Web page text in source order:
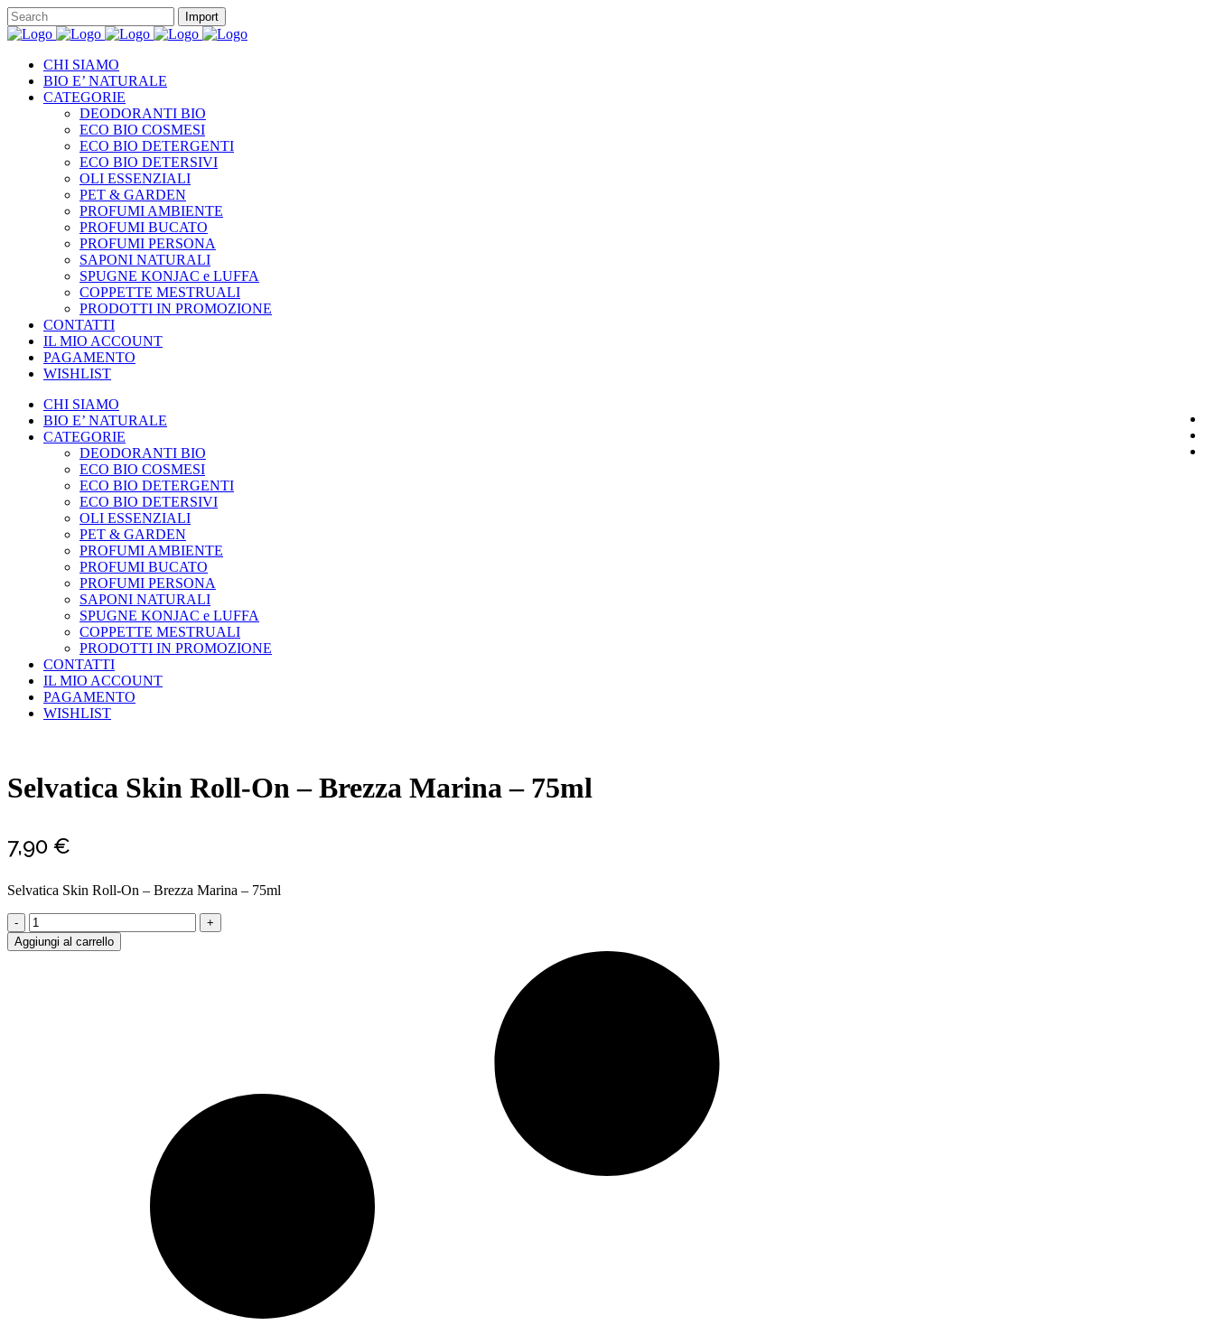
CHI SIAMO
BIO E’ NATURALE
CATEGORIE
DEODORANTI BIO
ECO BIO COSMESI
ECO BIO DETERGENTI
ECO BIO DETERSIVI
OLI ESSENZIALI
PET & GARDEN
PROFUMI AMBIENTE
PROFUMI BUCATO
PROFUMI PERSONA
SAPONI NATURALI
SPUGNE KONJAC e LUFFA
COPPETTE MESTRUALI
PRODOTTI IN PROMOZIONE
CONTATTI
IL MIO ACCOUNT
PAGAMENTO
WISHLIST
CHI SIAMO
BIO E’ NATURALE
CATEGORIE
DEODORANTI BIO
ECO BIO COSMESI
ECO BIO DETERGENTI
ECO BIO DETERSIVI
OLI ESSENZIALI
PET & GARDEN
PROFUMI AMBIENTE
PROFUMI BUCATO
PROFUMI PERSONA
SAPONI NATURALI
SPUGNE KONJAC e LUFFA
COPPETTE MESTRUALI
PRODOTTI IN PROMOZIONE
CONTATTI
IL MIO ACCOUNT
PAGAMENTO
WISHLIST
Selvatica Skin Roll-On – Brezza Marina – 75ml
7,90 €
Selvatica Skin Roll-On – Brezza Marina – 75ml
Selvatica
Skin
Roll-
Aggiungi al carrello